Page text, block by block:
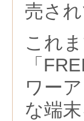
売さ
これ
「
ワー
な端